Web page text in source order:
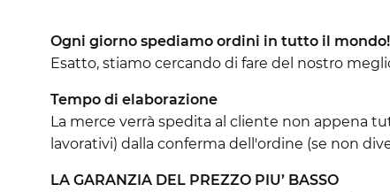
Ogni giorno spediamo ordini in tutto il mondo!
Esatto, stiamo cercando di fare del nostro
Tempo di elaborazione
La merce verrà spedita al cliente non appena
lavorativi) dalla conferma dell'ordine (se non
LA GARANZIA DEL PREZZO PIU’ BASSO